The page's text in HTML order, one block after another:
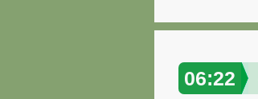
06:22